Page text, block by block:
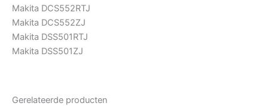
Makita DCS552RTJ
Makita DCS552ZJ
Makita DSS501RTJ
Makita DSS501ZJ
Gerelateerde producten